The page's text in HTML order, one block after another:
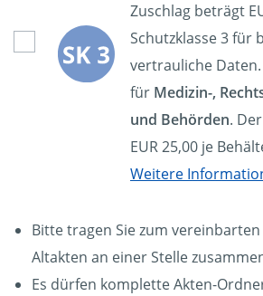
Zuschlag beträgt
Schutzklasse 3 für
vertrauliche
für Medizin-,
und Behörden.
EUR 25,00 je
Weitere
Bitte tragen Sie zum
Altakten an einer Stelle
Es dürfen komplette Akten-